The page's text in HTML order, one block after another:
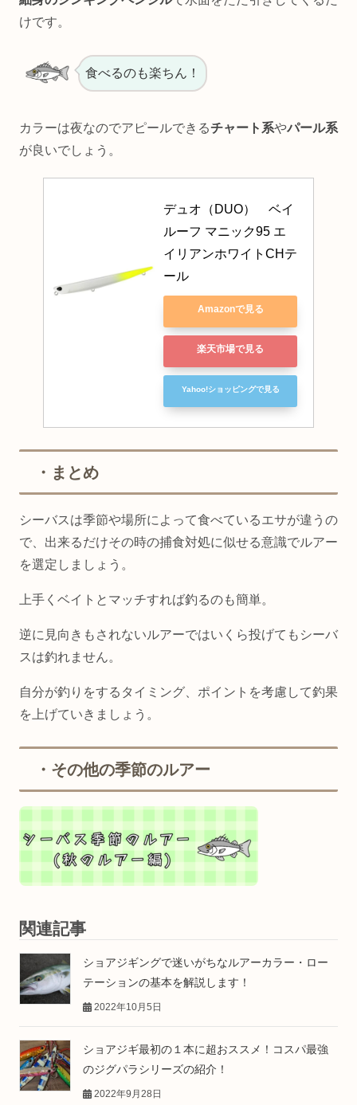
けです。
食べるのも楽ちん！
カラーは夜なのでアピールできるチャート系やパール系
が良いでしょう。
デュオ（DUO）　ベイ
ルーフ マニック95 エ
イリアンホワイトCHテ
ール
Amazonで見る
楽天市場で見る
Yahoo!ショッピングで見る
・まとめ
シーバスは季節や場所によって食べているエサが違うの
で、出来るだけその時の捕食対処に似せる意識でルアー
を選定しましょう。
上手くベイトとマッチすれば釣るのも簡単。
逆に見向きもされないルアーではいくら投げてもシーバ
スは釣れません。
自分が釣りをするタイミング、ポイントを考慮して釣果
を上げていきましょう。
・その他の季節のルアー
関連記事
ショアジギングで迷いがちなルアーカラー・ロー
テーションの基本を解説します！
2022年10月5日
ショアジギ最初の１本に超おススメ！コスパ最強
のジグパラシリーズの紹介！
2022年9月28日